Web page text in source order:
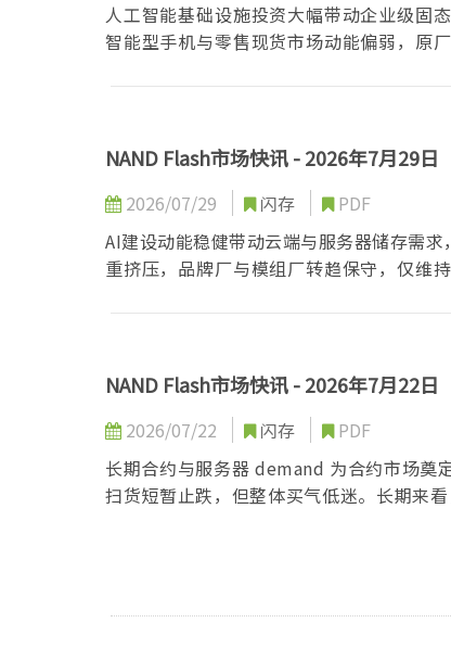
人工智能基础设施投资大幅带动企业级固
智能型手机与零售现货市场动能偏弱，原
NAND Flash市场快讯 - 2026年7月29日
2026/07/29 闪存
PDF
AI建设动能稳健带动云端与服务器储存需
重挤压，品牌厂与模组厂转趋保守，仅维
NAND Flash市场快讯 - 2026年7月22日
2026/07/22 闪存
PDF
长期合约与服务器 demand 为合约市场奠
扫货短暂止跌，但整体买气低迷。长期来